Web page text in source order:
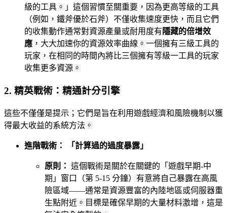
級的工具。」這個習慣至關重要，因為更高等級的工具
（例如，鐵斧優於石斧）不僅收集速度更快，而且它們
的收集動作通常對資源產量或耐用度有 隱藏的倍增效
應 ，大大加速你的資源效率曲線。一個擁有三級工具的
玩家，在相同的時間內將比三個擁有等級一工具的玩家
收集更多資源。
2. 精英戰術：精通計分引擎
這些不僅僅是提示；它們是旨在利用遊戲經濟和風險機制以獲
得最大收益的系統方法。
進階戰術： 「計算過的過度暴露」
原則： 這個戰術是關於在關鍵的「遊戲早期-中
期」窗口（第 5-15 分鐘）有意將自己暴露在高風
險區域——通常是資源豐富的內陸地區或伺服器重
生點附近。目標是確保早期的大量材料激增，這是